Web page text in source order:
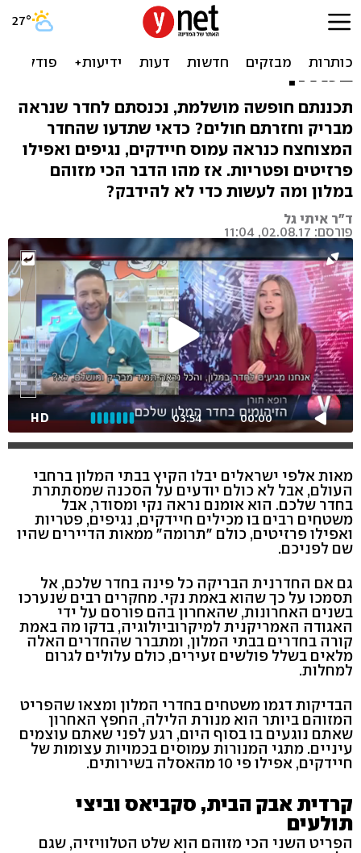
חופשה לא נעימה: הזיהומים
שמסתתרים בחדר שלכם
במלון
תכננתם חופשה מושלמת, נכנסתם לחדר שנראה
מבריק וחזרתם חולים? כדאי שתדעו שהחדר
המצוחצח כנראה עמוס חיידקים, נגיפים ואפילו
פרזיטים ופטריות. אז מהו הדבר הכי מזוהם
במלון ומה לעשות כדי לא להידבק?
ד"ר איתי גל
פורסם: 02.08.17, 11:04
00:00
03:54
HD
מאות אלפי ישראלים יבלו הקיץ בבתי המלון ברחבי
העולם, אבל לא כולם יודעים על הסכנה שמסתתרת
בחדר שלכם. הוא אומנם נראה נקי ומסודר, אבל
משטחים רבים בו מכילים חיידקים, נגיפים, פטריות
ואפילו פרזיטים, כולם "תרומה" ממאות הדיירים שהיו
שם לפניכם.
גם אם החדרנית הבריקה כל פינה בחדר שלכם, אל
תסמכו על כך שהוא באמת נקי. מחקרים רבים שנערכו
בשנים האחרונות, שהאחרון בהם פורסם על ידי
האגודה האמריקנית למיקרוביולוגיה, בדקו מה באמת
קורה בחדרים בבתי המלון, ומתברר שהחדרים האלה
מלאים בשלל פולשים זעירים, כולם עלולים לגרום
למחלות.
הבדיקות דגמו משטחים בחדרי המלון ומצאו שהפריט
המזוהם ביותר הוא מנורת הלילה, החפץ האחרון
שאתם נוגעים בו בסוף היום, רגע לפני שאתם עוצמים
עיניים. מתגי המנורות עמוסים בכמויות עצומות של
חיידקים, אפילו פי 10 מהאסלה בשירותים.
קרדית אבק הבית, סקביאס וביצי
תולעים
הפריט השני הכי מזוהם הוא שלט הטלוויזיה, שגם